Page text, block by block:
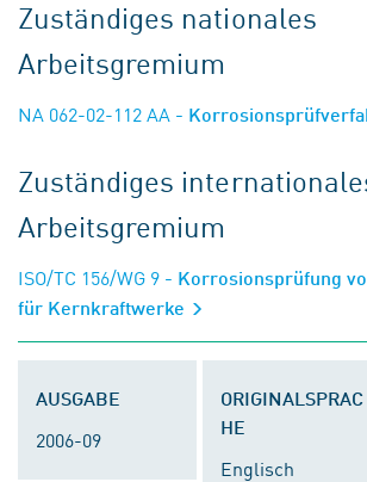
Zuständiges nationales
Arbeitsgremium
NA 062-02-112 AA -
Zuständiges
Arbeitsgremium
ISO/TC 156/WG 9 - Korrosionsprüfung
für Kernkraftwerke
AUSGABE
2006-09
ORIGINALSPRAC
HE
Englisch